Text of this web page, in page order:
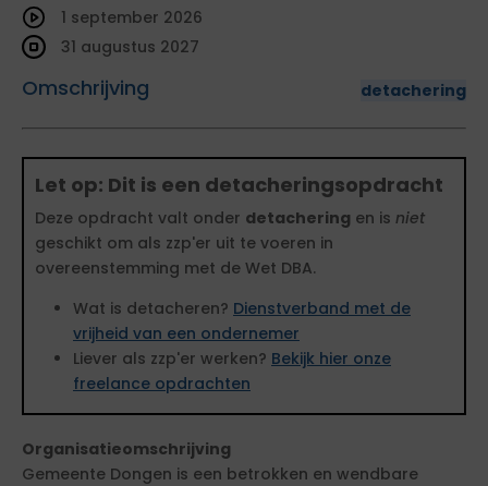
Omschrijving detachering
1 september 2026
31 augustus 2027
Let op: Dit is een detacheringsopdracht
Deze opdracht valt onder detachering en is niet
geschikt om als zzp'er uit te voeren in
overeenstemming met de Wet DBA.
Wat is detacheren? Dienstverband met de
vrijheid van een ondernemer
Liever als zzp'er werken? Bekijk hier onze
freelance opdrachten
Organisatieomschrijving
Gemeente Dongen is een betrokken en wendbare